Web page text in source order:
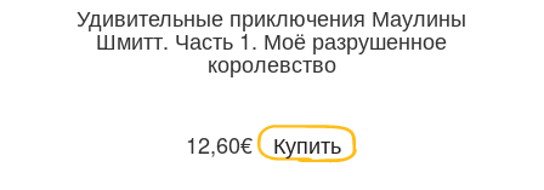
Удивительные приключения Маулины
Шмитт. Часть 1. Моё разрушенное
королевство
12,60€ Купить